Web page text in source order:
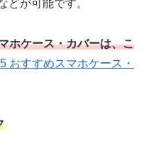
どが可能です。
ホケース・カバーは、こ
おすすめスマホケース・